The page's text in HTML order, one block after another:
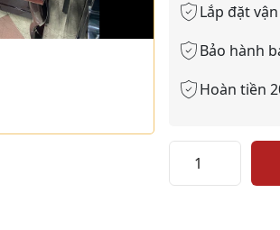
Lắp đặt
Bảo hành
Hoàn tiền
August